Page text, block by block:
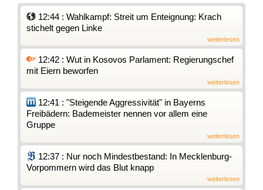
12:44 : Wahlkampf: Streit um Enteignung: Krach
stichelt gegen Linke
weiterlesen
12:42 : Wut in Kosovos Parlament: Regierungschef
mit Eiern beworfen
weiterlesen
12:41 : "Steigende Aggressivität" in Bayerns
Freibädern: Bademeister nennen vor allem eine
Gruppe
weiterlesen
12:37 : Nur noch Mindestbestand: In Mecklenburg-
Vorpommern wird das Blut knapp
weiterlesen